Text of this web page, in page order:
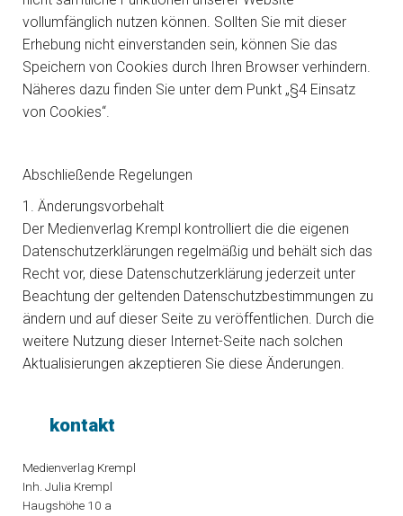
vollumfänglich nutzen können. Sollten Sie mit dieser
Erhebung nicht einverstanden sein, können Sie das
Speichern von Cookies durch Ihren Browser verhindern.
Näheres dazu finden Sie unter dem Punkt „§4 Einsatz
von Cookies“.
Abschließende Regelungen
1. Änderungsvorbehalt
Der Medienverlag Krempl kontrolliert die die eigenen
Datenschutzerklärungen regelmäßig und behält sich das
Recht vor, diese Datenschutzerklärung jederzeit unter
Beachtung der geltenden Datenschutzbestimmungen zu
ändern und auf dieser Seite zu veröffentlichen. Durch die
weitere Nutzung dieser Internet-Seite nach solchen
Aktualisierungen akzeptieren Sie diese Änderungen.
kontakt
Medienverlag Krempl
Inh. Julia Krempl
Haugshöhe 10 a